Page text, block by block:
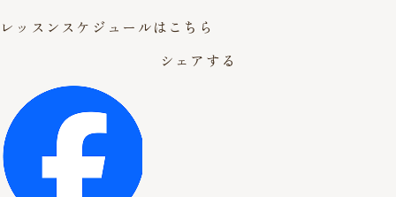
レッスンスケジュールはこちら
シェアする